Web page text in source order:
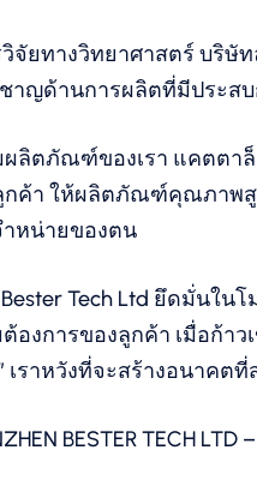
จัยทางวิทยาศาสตร์ บริ
ชาญด้านการผลิตที่มีประ
ลิตภัณฑ์ของเรา แคตตาล็
ค้า ให้ผลิตภัณฑ์คุณภาพสู
หน่ายของตน
Bester Tech Ltd ยึดมั่นใ
องการของลูกค้า เมื่อก้า
เราหวังที่จะสร้างอนาคตที่
BESTER TECH